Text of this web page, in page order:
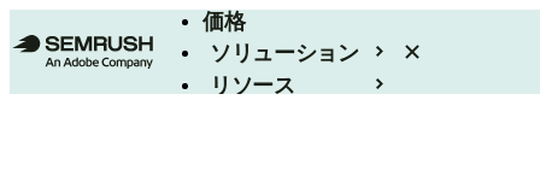
価格
ソリューション
リソース